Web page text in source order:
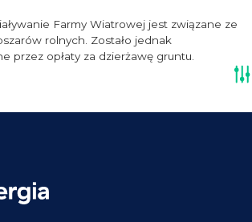
Farmy Wiatrowej jest związane ze
rolnych. Zostało jednak
przez opłaty za dzierżawę gruntu.